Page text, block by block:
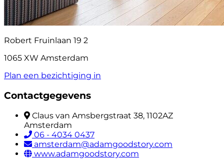
Robert Fruinlaan 19 2
1065 XW Amsterdam
Plan een bezichtiging in
Contactgegevens
Claus van Amsbergstraat 38, 1102AZ
Amsterdam
06 - 4034 0437
amsterdam@adamgoodstory.com
www.adamgoodstory.com